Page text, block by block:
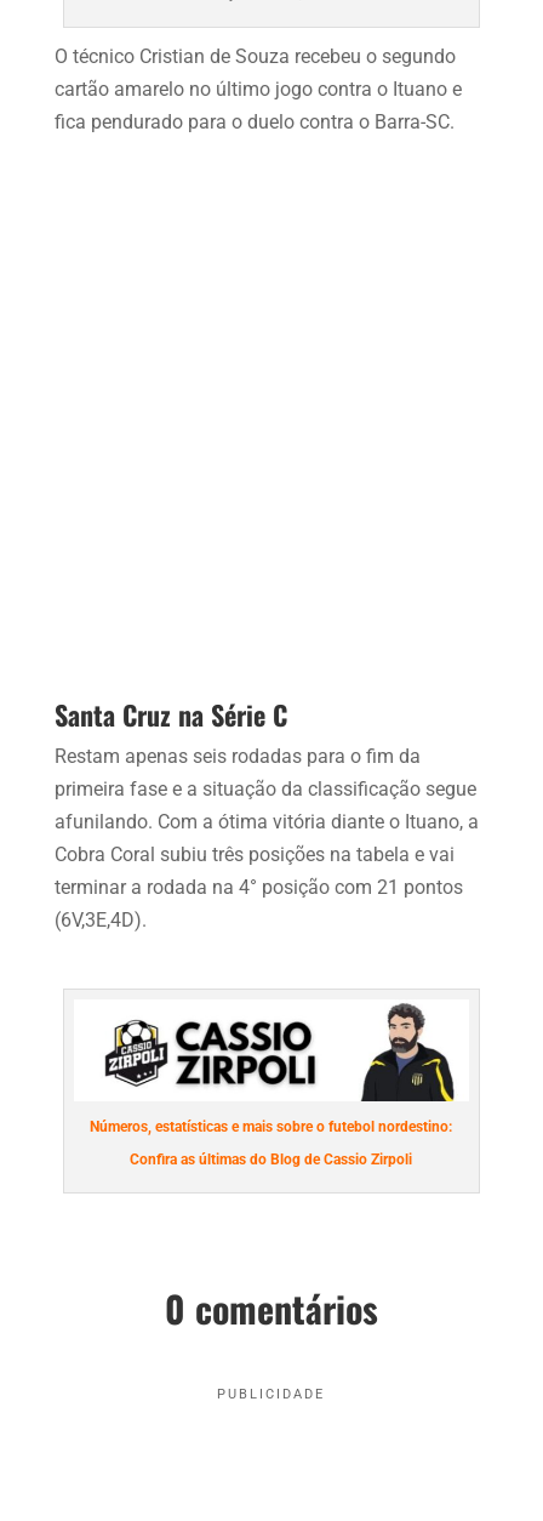
O técnico Cristian de Souza recebeu o segundo
cartão amarelo no último jogo contra o Ituano e
fica pendurado para o duelo contra o Barra-SC.
Santa Cruz na Série C
Restam apenas seis rodadas para o fim da
primeira fase e a situação da classificação segue
afunilando. Com a ótima vitória diante o Ituano, a
Cobra Coral subiu três posições na tabela e vai
terminar a rodada na 4° posição com 21 pontos
(6V,3E,4D).
Números, estatísticas e mais sobre o futebol nordestino:
Confira as últimas do Blog de Cassio Zirpoli
0 comentários
PUBLICIDADE